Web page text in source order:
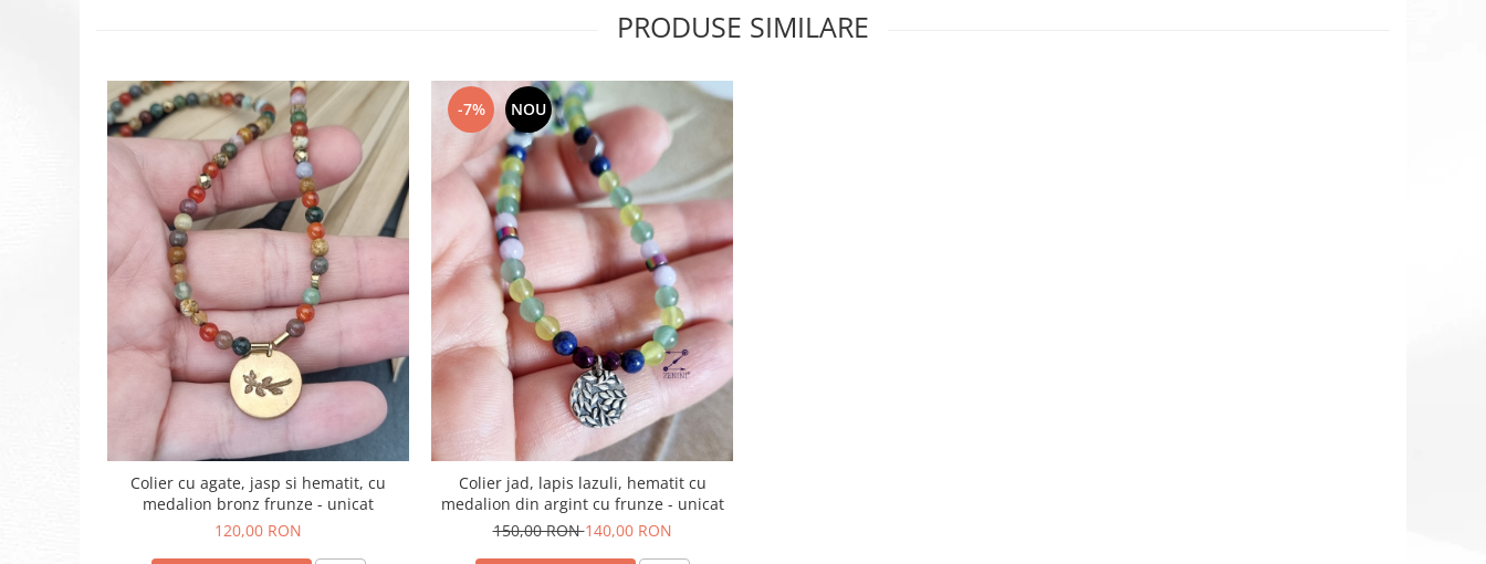
PRODUSE SIMILARE
Colier cu agate, jasp si hematit, cu
medalion bronz frunze - unicat
120,00 RON
-7% NOU
Colier jad, lapis lazuli, hematit cu
medalion din argint cu frunze - unicat
150,00 RON140,00 RON